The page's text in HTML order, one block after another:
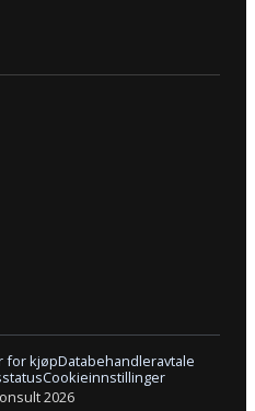
for kjøpDatabehandleravtale
Cookieinnstillinger
2026